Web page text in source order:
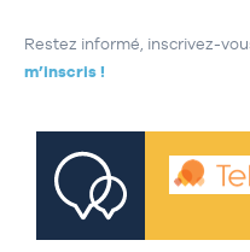
Restez informé, inscrivez-
m’inscris !